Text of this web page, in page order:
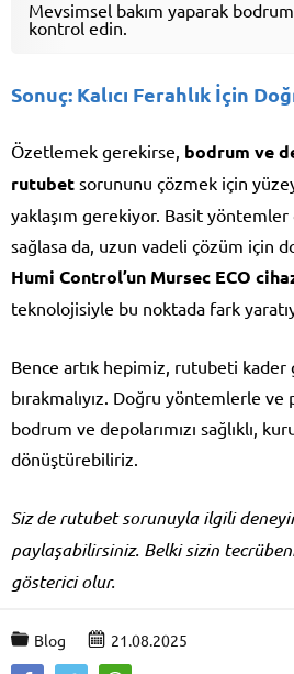
Mevsimsel bakım yaparak
kontrol edin.
Sonuç: Kalıcı Ferahlık İçin
Özetlemek gerekirse, bodrum ve
rutubet sorununu çözmek için
yaklaşım gerekiyor. Basit
sağlasa da, uzun vadeli çözüm için
Humi Control’un Mursec ECO
teknolojisiyle bu noktada fark
Bence artık hepimiz, rutubeti kader
bırakmalıyız. Doğru yöntemlerle
bodrum ve depolarımızı sağlıklı,
dönüştürebiliriz.
Siz de rutubet sorunuyla ilgili
paylaşabilirsiniz. Belki sizin
gösterici olur.
Blog 21.08.2025